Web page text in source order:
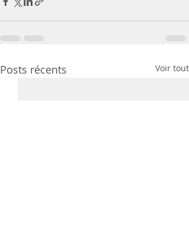
Posts récents Voir tout